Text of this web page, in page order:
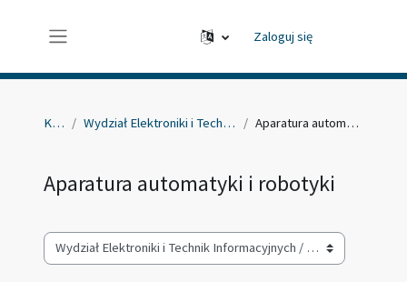
Zaloguj się
Kursy Wydział Elektroniki i Technik Informacyjnych Aparatura automatyki i robotyki
Aparatura automatyki i robotyki
Kategorie kursów